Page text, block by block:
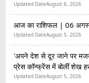
Updated DateAugust 6, 2026
आज का राशिफल | 06
Updated DateAugust 5, 2026
'अपने देश से दूर जाने पर
प्रेस कॉन्फ्रेंस में बोलीं शेख
Updated DateAugust 5, 2026